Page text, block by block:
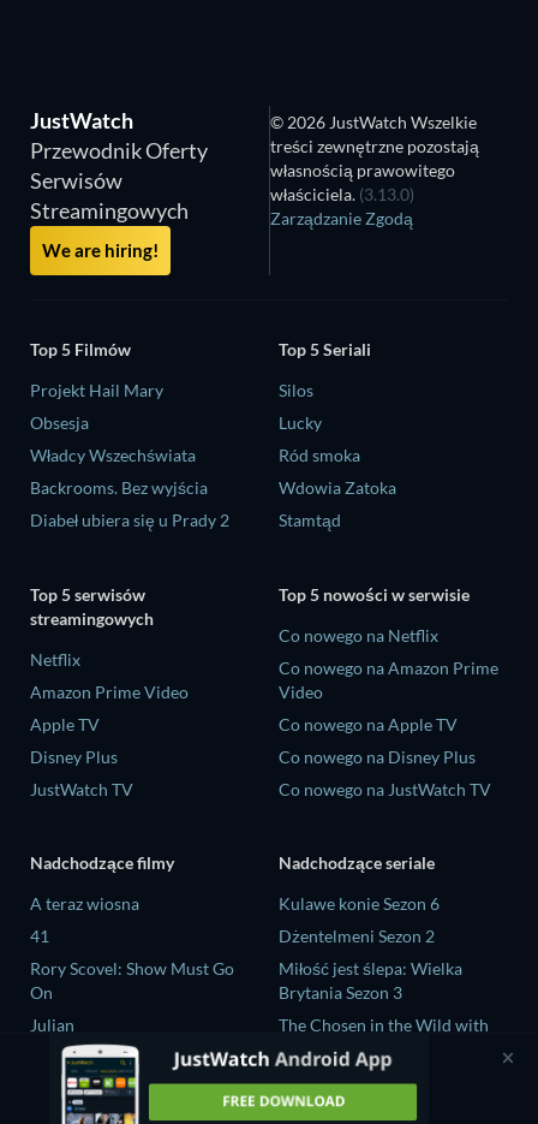
JustWatch
Przewodnik Oferty
Serwisów
Streamingowych
We are hiring!
© 2026 JustWatch Wszelkie
treści zewnętrzne pozostają
własnością prawowitego
właściciela. (3.13.0)
Zarządzanie Zgodą
Top 5 Filmów
Projekt Hail Mary
Obsesja
Władcy Wszechświata
Backrooms. Bez wyjścia
Diabeł ubiera się u Prady 2
Top 5 Seriali
Silos
Lucky
Ród smoka
Wdowia Zatoka
Stamtąd
Top 5 serwisów
streamingowych
Netflix
Amazon Prime Video
Apple TV
Disney Plus
JustWatch TV
Top 5 nowości w serwisie
Co nowego na Netflix
Co nowego na Amazon Prime
Video
Co nowego na Apple TV
Co nowego na Disney Plus
Co nowego na JustWatch TV
Nadchodzące filmy
A teraz wiosna
41
Rory Scovel: Show Must Go
On
Julian
Nando Between Two Worlds -
A Sintonia Film
Nadchodzące seriale
Kulawe konie Sezon 6
Dżentelmeni Sezon 2
Miłość jest ślepa: Wielka
Brytania Sezon 3
The Chosen in the Wild with
Bear Grylls Sezon 1
Mourinho Sezon 1